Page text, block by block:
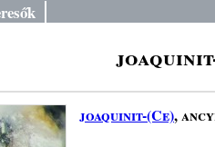
joaquinit-(Ce),